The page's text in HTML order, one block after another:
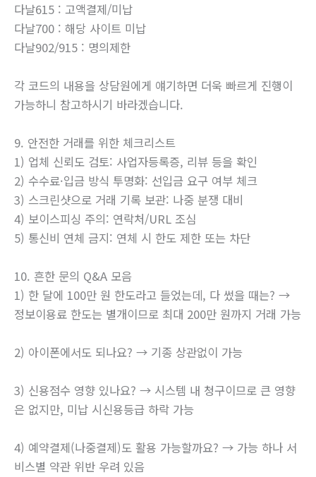
다날615 : 고액결제/미납
다날700 : 해당 사이트 미납
다날902/915 : 명의제한
각 코드의 내용을 상담원에게 얘기하면 더욱 빠르게 진행이
가능하니 참고하시기 바라겠습니다.
9. 안전한 거래를 위한 체크리스트
1) 업체 신뢰도 검토: 사업자등록증, 리뷰 등을 확인
2) 수수료·입금 방식 투명화: 선입금 요구 여부 체크
3) 스크린샷으로 거래 기록 보관: 나중 분쟁 대비
4) 보이스피싱 주의: 연락처/URL 조심
5) 통신비 연체 금지: 연체 시 한도 제한 또는 차단
10. 흔한 문의 Q&A 모음
1) 한 달에 100만 원 한도라고 들었는데, 다 썼을 때는? →
정보이용료 한도는 별개이므로 최대 200만 원까지 거래 가능
2) 아이폰에서도 되나요? → 기종 상관없이 가능
3) 신용점수 영향 있나요? → 시스템 내 청구이므로 큰 영향
은 없지만, 미납 시신용등급 하락 가능
4) 예약결제(나중결제)도 활용 가능할까요? → 가능 하나 서
비스별 약관 위반 우려 있음